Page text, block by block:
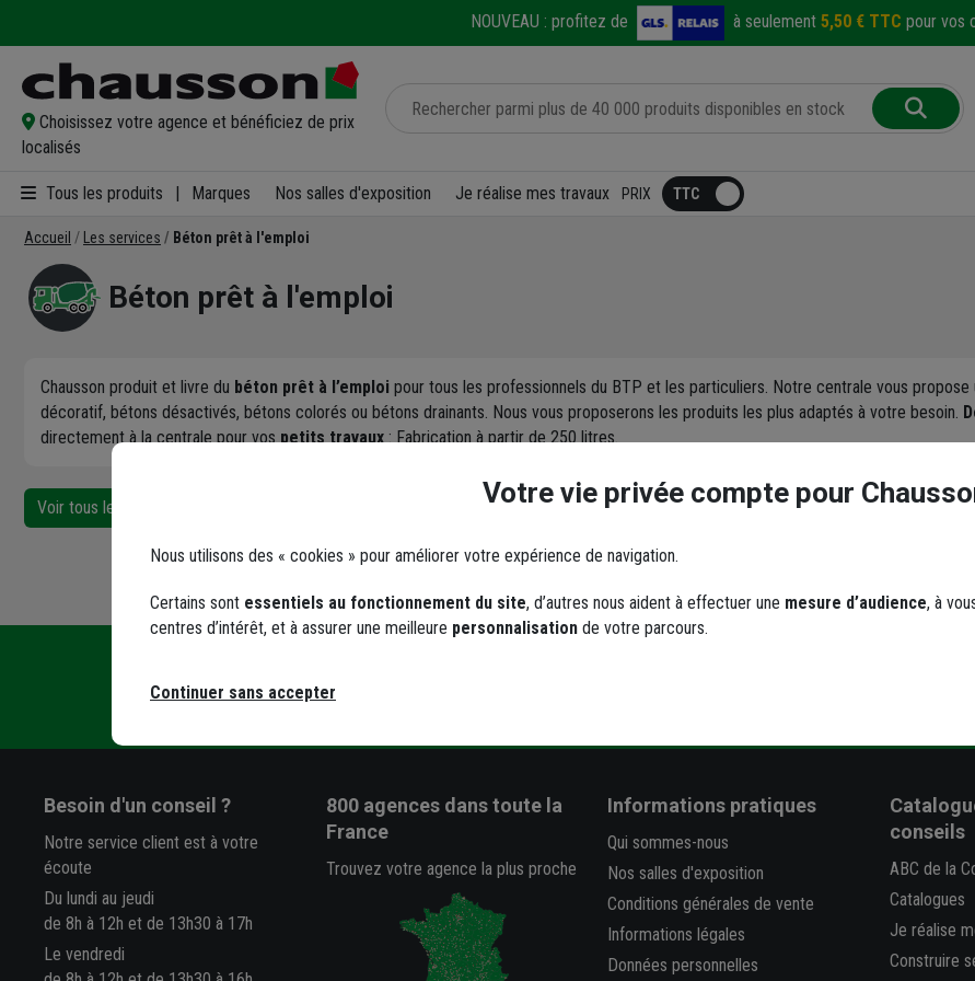
NOUVEAU : profitez de à seulement 5,50 € TTC pour vos
Choisissez votre agence et bénéficiez de prix
localisés
Tous les produits Marques Nos salles d'exposition Je réalise mes travaux PRIX
Accueil Les services Béton prêt à l'emploi
Béton prêt à l'emploi
Chausson produit et livre du béton prêt à l’emploi pour tous les professionnels du BTP et les particuliers. Notre centrale vous
décoratif, bétons désactivés, bétons colorés ou bétons drainants. Nous vous proposerons les produits les plus adaptés à votre besoin.
directement à la centrale pour vos petits travaux : Fabrication à partir de 250 litres.
Voir tous les services
Écrivez-nous
Une
Besoin d'un conseil ?
Notre service client est à votre
écoute
Du lundi au jeudi
de 8h à 12h et de 13h30 à 17h
Le vendredi
800 agencesdans toute la
France
Trouvez votre agence la plus proche
Informations pratiques
Qui sommes-nous
Nos salles d'exposition
Conditions générales de vente
Informations légales
Données personnelles
conseils
ABC de la
Catalogues
Je réalise
Construire
Votre vie privée compte pour
Nous utilisons des « cookies » pour améliorer votre expérience de navigation.
Certains sont essentiels au fonctionnement du site, d’autres nous aident à effectuer une mesure d’audience, à
centres d’intérêt, et à assurer une meilleure personnalisation de votre parcours.
Continuer sans accepter